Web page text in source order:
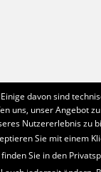
MwSt. und zzgl.
davon sind
uns, unser Angebot
Nutzererlebnis zu
Sie mit einem
Sie in den